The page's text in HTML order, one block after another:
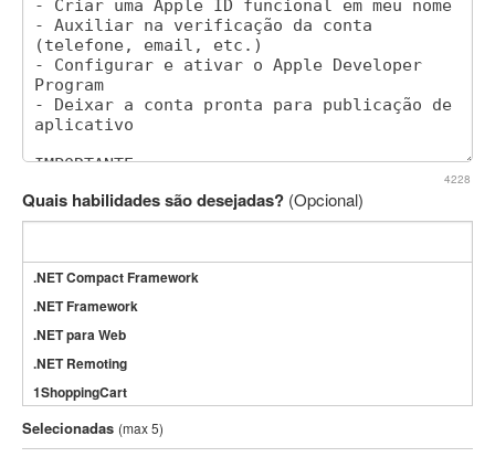
4228
Quais habilidades são desejadas? (Opcional)
.NET Compact Framework
.NET Framework
.NET para Web
.NET Remoting
1ShoppingCart
3DS Max
3GSM
Selecionadas (max 5)